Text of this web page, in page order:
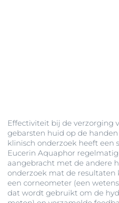
Effectiviteit bij de verzorging
gebarsten huid op de
klinisch onderzoek heeft een
Eucerin Aquaphor
aangebracht met de andere
onderzoek mat de resultaten
een corneometer (een
dat wordt gebruikt om de